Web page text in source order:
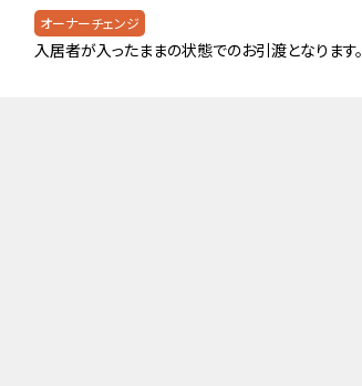
オーナーチェンジ
入居者が入ったままの状態でのお引渡となります。